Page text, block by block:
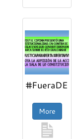
#FueraDESA
More